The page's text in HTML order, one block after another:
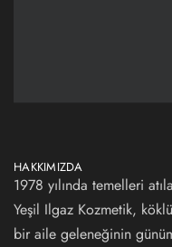
HAKKIMIZDA
1978 yılında temelleri
Yeşil Ilgaz Kozmetik, köklü
bir aile geleneğinin